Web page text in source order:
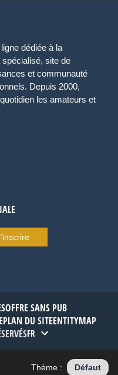
dédiée à la
spécialisé, site de
et communauté
Depuis 2000,
les amateurs et
OFFRE SANS PUB
PLAN DU SITEENTITYMAP
FR
Thème : Défaut